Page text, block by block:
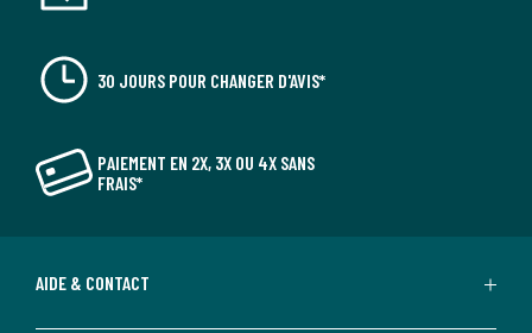
30 JOURS POUR CHANGER D'AVIS*
PAIEMENT EN 2X, 3X OU 4X SANS
FRAIS*
AIDE & CONTACT